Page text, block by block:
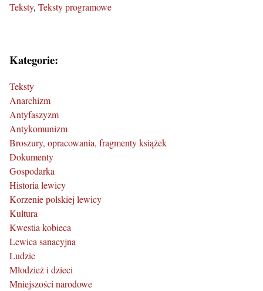
Teksty Teksty programowe
Kategorie:
Teksty
Anarchizm
Antyfaszyzm
Antykomunizm
Broszury, opracowania, fragmenty książek
Dokumenty
Gospodarka
Historia lewicy
Korzenie polskiej lewicy
Kultura
Kwestia kobieca
Lewica sanacyjna
Ludzie
Młodzież i dzieci
Mniejszości narodowe